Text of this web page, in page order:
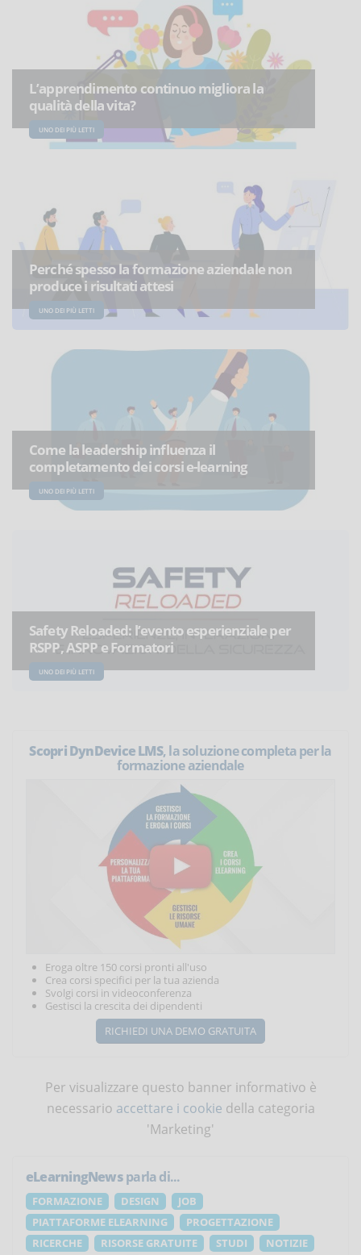
L’apprendimento continuo migliora la
qualità della vita?
UNO DEI PIÙ LETTI
Perché spesso la formazione aziendale non
produce i risultati attesi
UNO DEI PIÙ LETTI
Come la leadership influenza il
completamento dei corsi e-learning
UNO DEI PIÙ LETTI
Safety Reloaded: l’evento esperienziale per
RSPP, ASPP e Formatori
UNO DEI PIÙ LETTI
Scopri DynDevice LMS, la soluzione completa per la
formazione aziendale
Eroga oltre 150 corsi pronti all'uso
Crea corsi specifici per la tua azienda
Svolgi corsi in videoconferenza
Gestisci la crescita dei dipendenti
RICHIEDI UNA DEMO GRATUITA
Per visualizzare questo banner informativo è
necessario accettare i cookie della categoria
'Marketing'
eLearningNewsparla di...
FORMAZIONE DESIGN
JOB
PIATTAFORME ELEARNING
PROGETTAZIONE
RICERCHE
RISORSE GRATUITE STUDI
NOTIZIE